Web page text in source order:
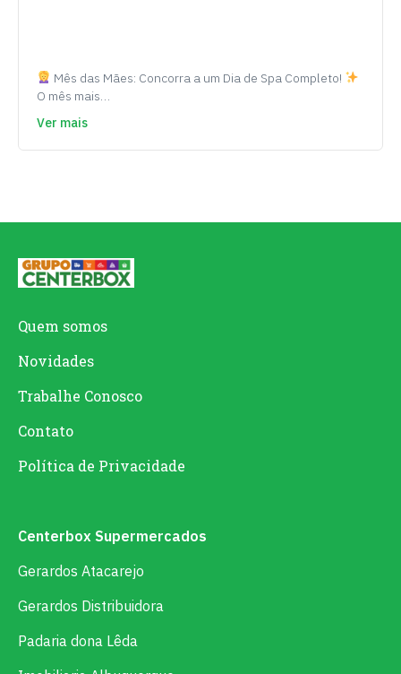
Mês das Mães: Concorra a um Dia de Spa Completo!
O mês mais…
Ver mais
Quem somos
Novidades
Trabalhe Conosco
Contato
Política de Privacidade
Centerbox Supermercados
Gerardos Atacarejo
Gerardos Distribuidora
Padaria dona Lêda